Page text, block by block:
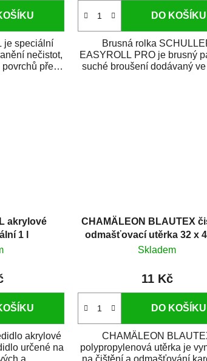
je speciální
nečistot,
před
DO KOŠÍKU
Brusná rolka
EASYROLL PRO je brusný
suché broušení dodávaný
akrylové
1 l
akrylové
určené na
a
CHAMÄLEON BLAUTEX
odmašťovací utěrka 32 x
Skladem
11 Kč
DO KOŠÍKU
CHAMÄLEON
polypropylenová utěrka je
na čištění a odmašťování